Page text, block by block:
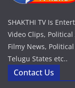
SHAKTHI TV Is
Video Clips,
Filmy News,
Telugu States etc..
Contact Us